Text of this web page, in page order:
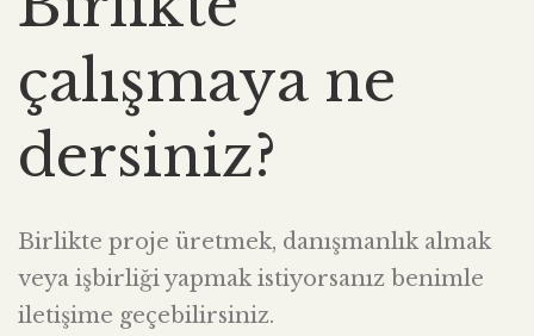
çalışmaya ne
dersiniz?
Birlikte proje üretmek, danışmanlık almak
veya işbirliği yapmak istiyorsanız benimle
iletişime geçebilirsiniz.